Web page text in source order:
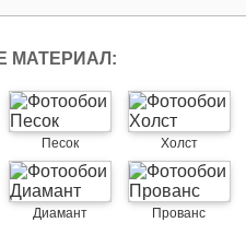
МАТЕРИАЛ:
Песок Холст
Диамант Прованс